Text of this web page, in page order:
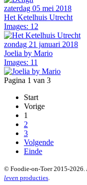
zaterdag 05 mei 2018
Het Ketelhuis Utrecht
Images: 12
zondag 21 januari 2018
Joelia by Mario
Images: 11
Pagina 1 van 3
Start
Vorige
1
2
3
Volgende
Einde
© Foodie-on-Toer 2015-2026.
leven producties